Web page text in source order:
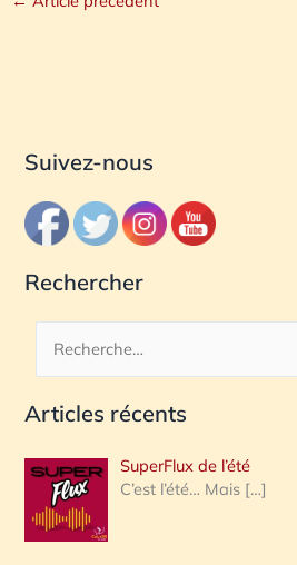
Suivez-nous
Rechercher
c
e
r
c
Articles récents
SuperFlux de l’été
C’est l’été… Mais […]